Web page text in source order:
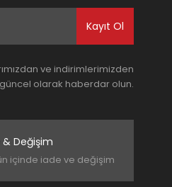
Kayıt Ol
ve indirimlerimizden
güncel olarak haberdar olun.
& Değişim
içinde iade ve değişim